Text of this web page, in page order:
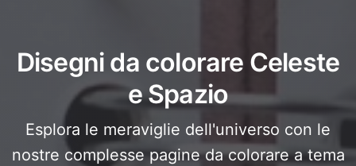
Disegni da colorare Celeste
e Spazio
Esplora le meraviglie dell'universo con le
nostre complesse pagine da colorare a tema